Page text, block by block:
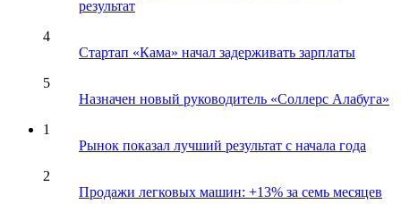
результат
4
Стартап «Кама» начал задерживать зарплаты
5
Назначен новый руководитель «Соллерс Алабуга»
1
Рынок показал лучший результат с начала года
2
Продажи легковых машин: +13% за семь месяцев